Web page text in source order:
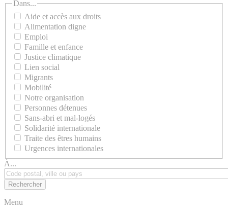
Dans...
Aide et accès aux droits
Alimentation digne
Emploi
Famille et enfance
Justice climatique
Lien social
Migrants
Mobilité
Notre organisation
Personnes détenues
Sans-abri et mal-logés
Solidarité internationale
Traite des êtres humains
Urgences internationales
À...
Menu